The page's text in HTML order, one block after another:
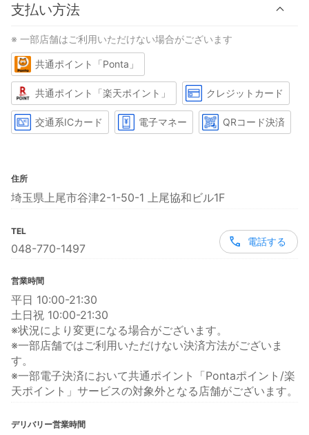
支払い方法
※ 一部店舗はご利用いただけない場合がございます
共通ポイント「Ponta」
共通ポイント「楽天ポイント」 クレジットカード
交通系ICカード 電子マネー QRコード決済
住所
埼玉県上尾市谷津2-1-50-1 上尾協和ビル1F
TEL
048-770-1497
電話する
営業時間
平日 10:00-21:30
土日祝 10:00-21:30
※状況により変更になる場合がございます。
※一部店舗ではご利用いただけない決済方法がございま
す。
※一部電子決済において共通ポイント「Pontaポイント/楽
天ポイント」サービスの対象外となる店舗がございます。
デリバリー営業時間